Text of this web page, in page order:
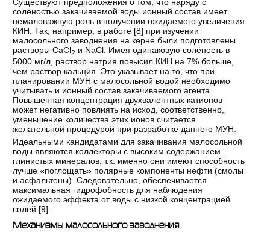
солёностью закачиваемой воды ионный состав имеет
немаловажную роль в получении ожидаемого увеличения
КИН. Так, например, в работе [8] при изучении
малосольного заводнения на керне были подготовлены
растворы CaCl2 и NaCl. Имея одинаковую солёность в
5000 мг/л, раствор натрия повысил КИН на 7% больше,
чем раствор кальция. Это указывает на то, что при
планировании МУН с малосольной водой необходимо
учитывать и ионный состав закачиваемого агента.
Повышенная концентрация двухвалентных катионов
может негативно повлиять на исход, соответственно,
уменьшение количества этих ионов считается
желательной процедурой при разработке данного МУН.
Идеальными кандидатами для закачивания малосольной
воды являются коллекторы с высоким содержанием
глинистых минералов, т.к. именно они имеют способность
лучше «поглощать» полярные компоненты нефти (смолы
и асфальтены). Следовательно, обеспечивается
максимальная гидрофобность для наблюдения
ожидаемого эффекта от воды с низкой концентрацией
солей [9].
Механизмы малосольного заводнения